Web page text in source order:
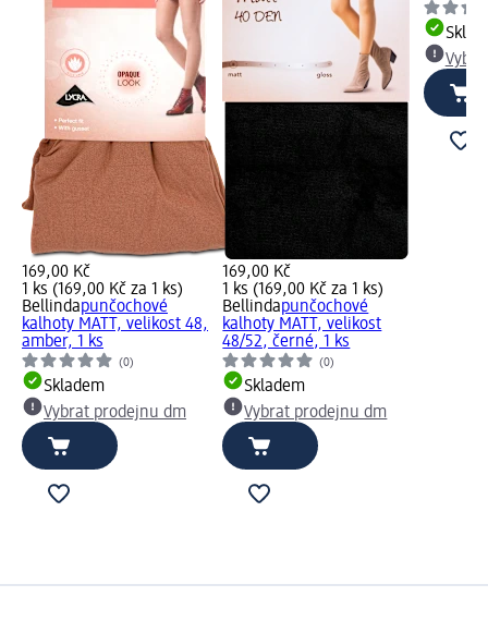
169,00 Kč
1 ks (169,00 Kč za 1 ks)
Bellindapunčochové
kalhoty MATT, velikost 48,
amber, 1 ks
(0)
Skladem
Vybrat prodejnu dm
169,00 Kč
1 ks (169,00 Kč za 1 ks)
Bellindapunčochové
kalhoty MATT, velikost
48/52, černé, 1 ks
(0)
Skladem
Vybrat prodejnu dm